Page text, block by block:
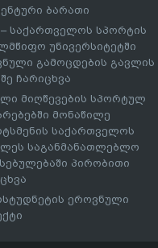
ბარათი
– საქართველოს სპორტის
უნივერსიტეტში
გამოცდების გავლის
ჩარიცხვა
მიღწევების სპორტულ
მონაწილე
საქართველოს
საგანმანათლებლო
პირობითი
ეროვნული